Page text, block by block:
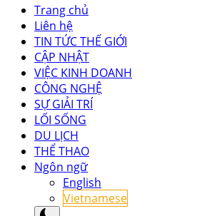
Trang chủ
Liên hệ
TIN TỨC THẾ GIỚI
CẬP NHẬT
VIỆC KINH DOANH
CÔNG NGHỆ
SỰ GIẢI TRÍ
LỐI SỐNG
DU LỊCH
THỂ THAO
Ngôn ngữ
English
Vietnamese